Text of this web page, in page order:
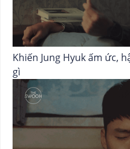
Khiến Jung Hyuk ấm ức,
gì